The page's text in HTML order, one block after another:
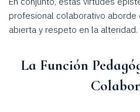
profesional colaborativo
abierta y respeto en la alteridad.
La Función